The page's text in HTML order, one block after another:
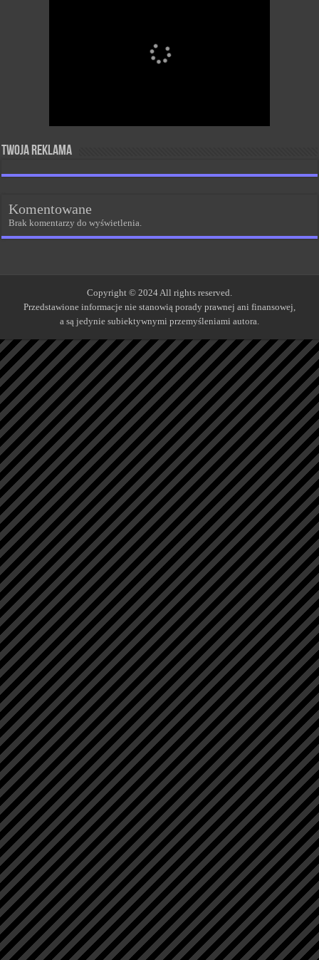
Twoja reklama
Komentowane
Brak komentarzy do wyświetlenia.
Copyright © 2024 All rights reserved.
Przedstawione informacje nie stanowią porady prawnej ani finansowej,
a są jedynie subiektywnymi przemyśleniami autora.